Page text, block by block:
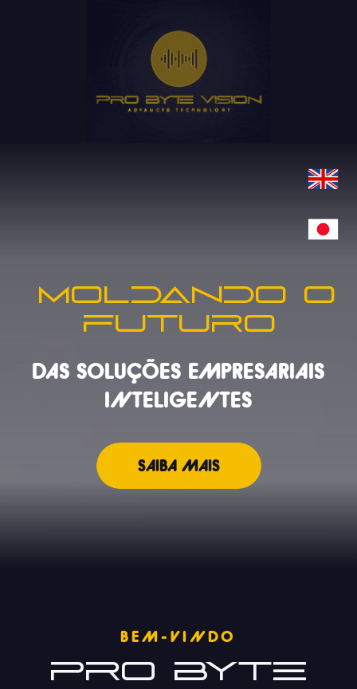
Moldando o
Futuro
DAS SOLUÇÕES EMPRESARIAIS
INTELIGENTES
SAIBA MAIS
BEM-VINDO
Pro Byte